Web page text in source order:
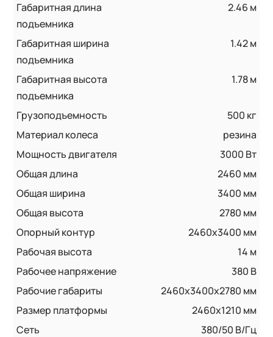
Габаритная длина
подъемника
2.46 м
Габаритная ширина
подъемника
1.42 м
Габаритная высота
подъемника
1.78 м
Грузоподъемность
500 кг
Материал колеса
резина
Мощность двигателя
3000 Вт
Общая длина
2460 мм
Общая ширина
3400 мм
Общая высота
2780 мм
Опорный контур
2460х3400 мм
Рабочая высота
14 м
Рабочее напряжение
380 В
Рабочие габариты
2460х3400х2780 мм
Размер платформы
2460x1210 мм
Сеть
380/50 В/Гц